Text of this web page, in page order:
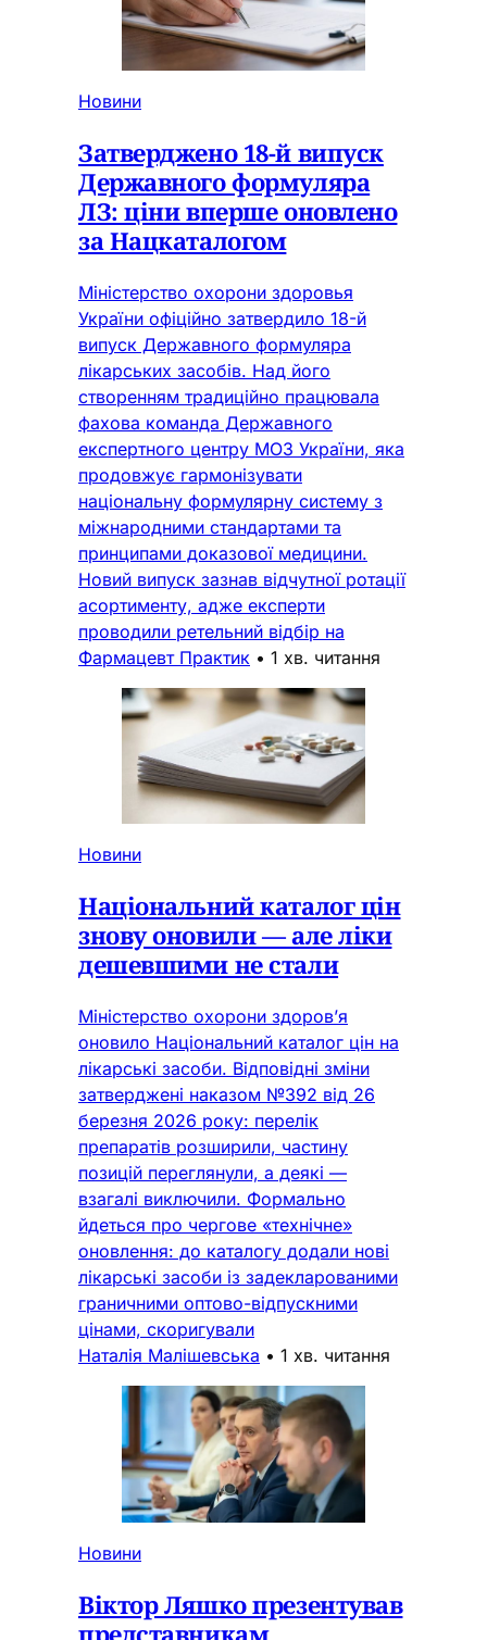
Новини
Затверджено 18-й випуск
Державного формуляра
ЛЗ: ціни вперше оновлено
за Нацкаталогом
Міністерство охорони здоровья
України офіційно затвердило 18-й
випуск Державного формуляра
лікарських засобів. Над його
створенням традиційно працювала
фахова команда Державного
експертного центру МОЗ України, яка
продовжує гармонізувати
національну формулярну систему з
міжнародними стандартами та
принципами доказової медицини.
Новий випуск зазнав відчутної ротації
асортименту, адже експерти
проводили ретельний відбір на
Фармацевт Практик • 1 хв. читання
Новини
Національний каталог цін
знову оновили — але ліки
дешевшими не стали
Міністерство охорони здоров’я
оновило Національний каталог цін на
лікарські засоби. Відповідні зміни
затверджені наказом №392 від 26
березня 2026 року: перелік
препаратів розширили, частину
позицій переглянули, а деякі —
взагалі виключили. Формально
йдеться про чергове «технічне»
оновлення: до каталогу додали нові
лікарські засоби із задекларованими
граничними оптово-відпускними
цінами, скоригували
Наталія Малішевська • 1 хв. читання
Новини
Віктор Ляшко презентував